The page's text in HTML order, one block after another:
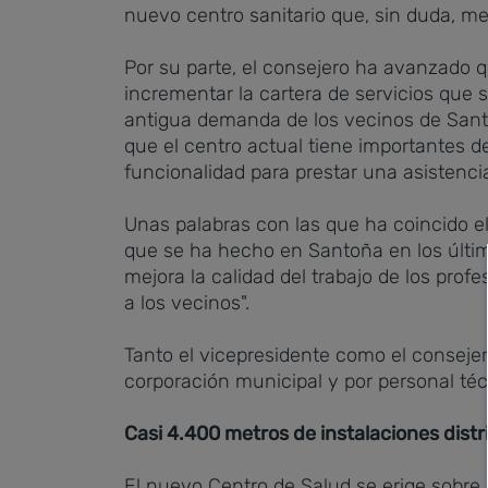
nuevo centro sanitario que, sin duda,
Por su parte, el consejero ha avanzado
incrementar la cartera de servicios que
antigua demanda de los vecinos de
que el centro actual tiene importantes
funcionalidad para prestar una
Unas palabras con las que ha coincido
que se ha hecho en Santoña en los
mejora la calidad del trabajo de los
a los vecinos".
Tanto el vicepresidente como el
corporación municipal y por personal
Casi 4.400 metros de instalaciones